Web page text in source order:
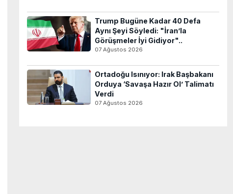
Trump Bugüne Kadar 40 Defa
Aynı Şeyi Söyledi: "İran’la
Görüşmeler İyi Gidiyor"..
07 Ağustos 2026
Ortadoğu Isınıyor: Irak Başbakanı
Orduya ‘Savaşa Hazır Ol’ Talimatı
Verdi
07 Ağustos 2026